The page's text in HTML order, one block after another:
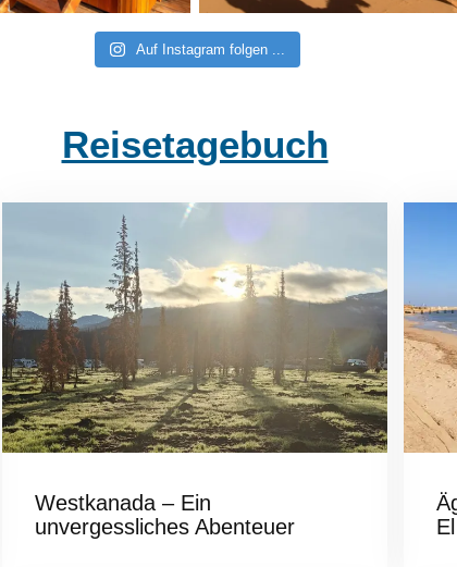
Auf Instagram folgen ...
Reisetagebuch
Westkanada – Ein
unvergessliches Abenteuer